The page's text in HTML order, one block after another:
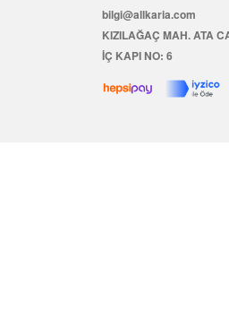
bilgi@allkaria.com
KIZILAĞAÇ MAH. ATA
İÇ KAPI NO: 6